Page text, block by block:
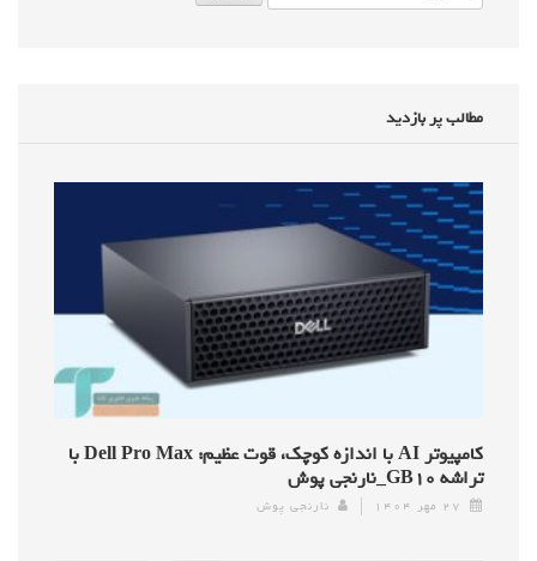
مطالب پر بازدید
کامپیوتر AI با اندازه کوچک، قوت عظیم: Dell Pro Max با
تراشه GB۱۰_نارنجی پوش
۲۷ مهر ۱۴۰۴ نارنجی پوش